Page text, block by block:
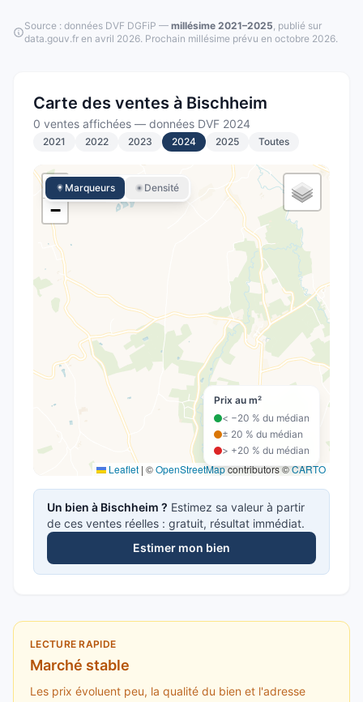
Source : données DVF DGFiP — millésime 2021–2025, publié sur
data.gouv.fr en avril 2026. Prochain millésime prévu en octobre 2026.
Carte des ventes à Bischheim
0 ventes affichées — données DVF 2024
2021 2022 2023 2024 2025 Toutes
+
−
Leaflet | ©OpenStreetMapcontributors ©CARTO
Marqueurs Densité
Prix au m²
< −20 % du médian
± 20 % du médian
> +20 % du médian
Un bien à Bischheim ? Estimez sa valeur à partir
de ces ventes réelles : gratuit, résultat immédiat.
Estimer mon bien
LECTURE RAPIDE
Marché stable
Les prix évoluent peu, la qualité du bien et l'adresse